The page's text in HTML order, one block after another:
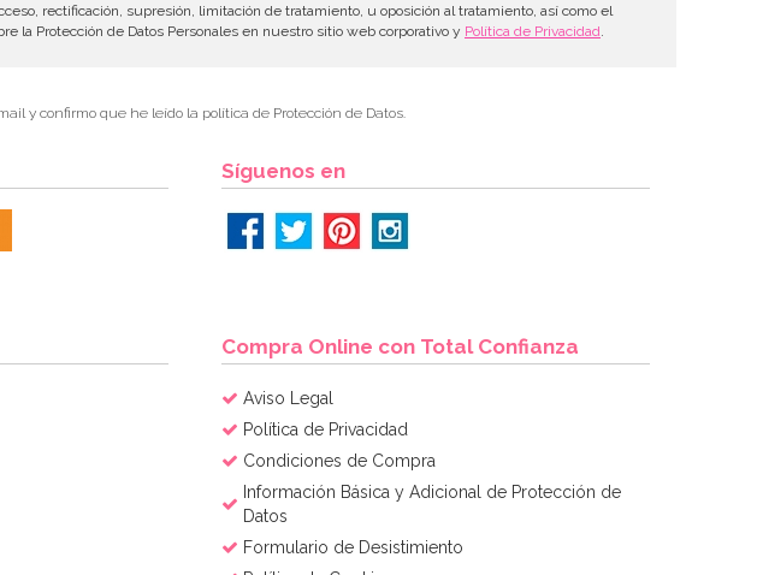
rectificación, supresión, limitación de tratamiento, u oposición al tratamiento, así como el
la Protección de Datos Personales en nuestro sitio web corporativo y Política de Privacidad
y confirmo que he leído la política de Protección de Datos.
Síguenos en
Compra Online con Total Confianza
Aviso Legal
Política de Privacidad
Condiciones de Compra
Información Básica y Adicional de Protección de
Datos
Formulario de Desistimiento